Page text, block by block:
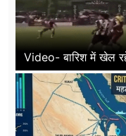
Video- बारिश में खेल